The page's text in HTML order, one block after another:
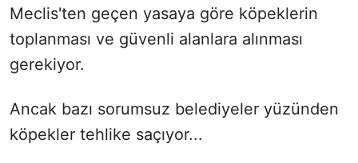
Meclis'ten geçen yasaya göre köpeklerin
toplanması ve güvenli alanlara alınması
gerekiyor.
Ancak bazı sorumsuz belediyeler yüzünden
köpekler tehlike saçıyor...